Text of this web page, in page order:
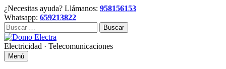
Skip
to
content
¿Necesitas ayuda? Llámanos: 958156153
Whatsapp: 659213822
Buscar:
Electricidad · Telecomunicaciones
Menú